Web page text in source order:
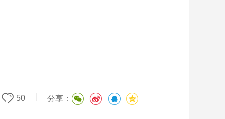
分享：
50